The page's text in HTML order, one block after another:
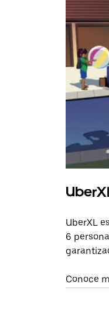
UberXL
6
Conoce